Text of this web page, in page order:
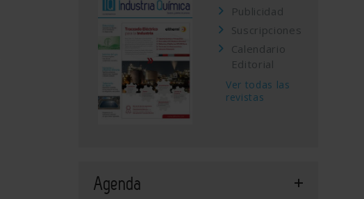
Publicidad
Suscripciones
Calendario
Editorial
Ver todas las
revistas
Agenda